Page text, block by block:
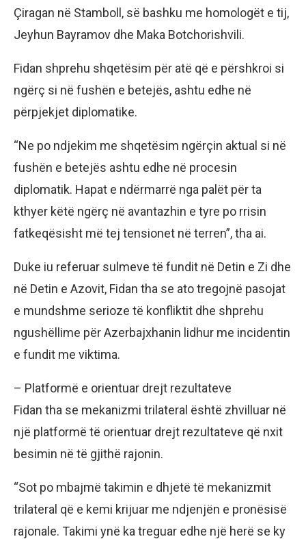
Çiragan në Stamboll, së bashku me homologët e tij,
Jeyhun Bayramov dhe Maka Botchorishvili.
Fidan shprehu shqetësim për atë që e përshkroi si
ngërç si në fushën e betejës, ashtu edhe në
përpjekjet diplomatike.
“Ne po ndjekim me shqetësim ngërçin aktual si në
fushën e betejës ashtu edhe në procesin
diplomatik. Hapat e ndërmarrë nga palët për ta
kthyer këtë ngërç në avantazhin e tyre po rrisin
fatkeqësisht më tej tensionet në terren”, tha ai.
Duke iu referuar sulmeve të fundit në Detin e Zi dhe
në Detin e Azovit, Fidan tha se ato tregojnë pasojat
e mundshme serioze të konfliktit dhe shprehu
ngushëllime për Azerbajxhanin lidhur me incidentin
e fundit me viktima.
– Platformë e orientuar drejt rezultateve
Fidan tha se mekanizmi trilateral është zhvilluar në
një platformë të orientuar drejt rezultateve që nxit
besimin në të gjithë rajonin.
“Sot po mbajmë takimin e dhjetë të mekanizmit
trilateral që e kemi krijuar me ndjenjën e pronësisë
rajonale. Takimi ynë ka treguar edhe një herë se ky